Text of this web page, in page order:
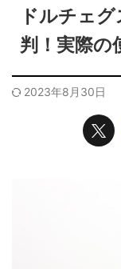
ドルチェ
判！実際の
2023年8月30日